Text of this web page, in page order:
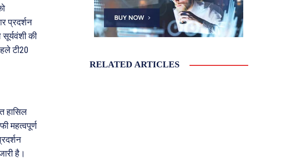
प्रदर्शन
की
टी20
हासिल
महत्वपूर्ण
है।
RELATED ARTICLES